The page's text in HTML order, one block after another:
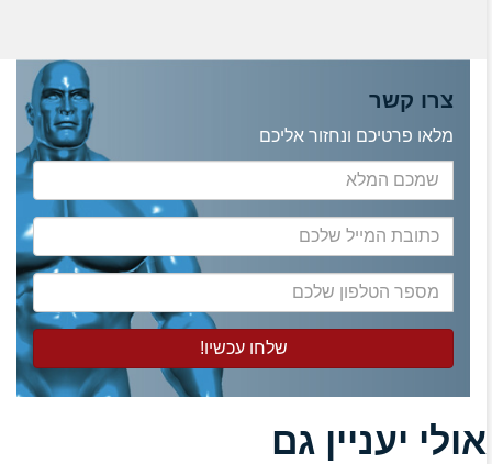
צרו קשר
מלאו פרטיכם ונחזור אליכם
שמכם
המלא
כתובת
המייל
שלכם
מספר
הטלפון
שלכם
אולי יעניין גם